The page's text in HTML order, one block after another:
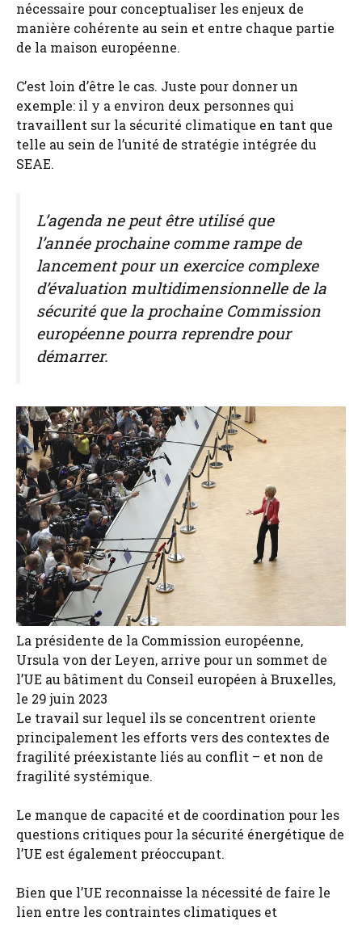
nécessaire pour conceptualiser les enjeux de
manière cohérente au sein et entre chaque partie
de la maison européenne.
C’est loin d’être le cas. Juste pour donner un
exemple: il y a environ deux personnes qui
travaillent sur la sécurité climatique en tant que
telle au sein de l’unité de stratégie intégrée du
SEAE.
L’agenda ne peut être utilisé que
l’année prochaine comme rampe de
lancement pour un exercice complexe
d’évaluation multidimensionnelle de la
sécurité que la prochaine Commission
européenne pourra reprendre pour
démarrer.
La présidente de la Commission européenne,
Ursula von der Leyen, arrive pour un sommet de
l’UE au bâtiment du Conseil européen à Bruxelles,
le 29 juin 2023
Le travail sur lequel ils se concentrent oriente
principalement les efforts vers des contextes de
fragilité préexistante liés au conflit – et non de
fragilité systémique.
Le manque de capacité et de coordination pour les
questions critiques pour la sécurité énergétique de
l’UE est également préoccupant.
Bien que l’UE reconnaisse la nécessité de faire le
lien entre les contraintes climatiques et